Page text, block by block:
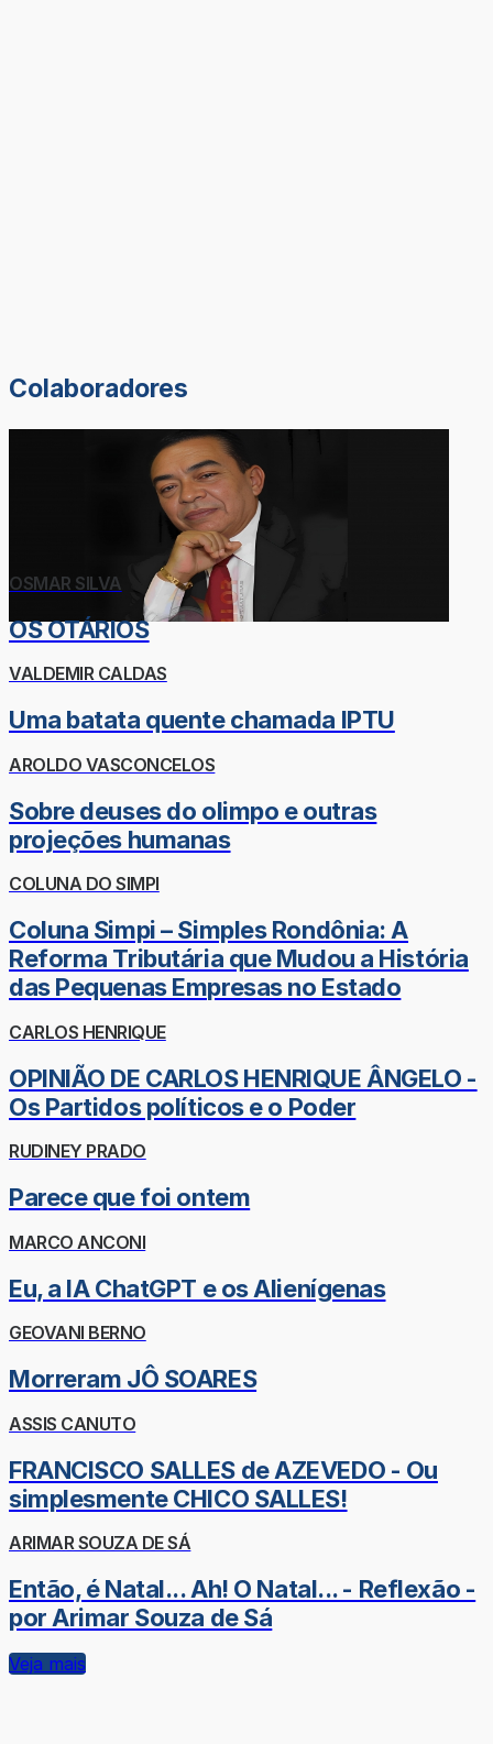
Colaboradores
OSMAR SILVA
OS OTÁRIOS
VALDEMIR CALDAS
Uma batata quente chamada IPTU
AROLDO VASCONCELOS
Sobre deuses do olimpo e outras
projeções humanas
COLUNA DO SIMPI
Coluna Simpi – Simples Rondônia: A
Reforma Tributária que Mudou a História
das Pequenas Empresas no Estado
CARLOS HENRIQUE
OPINIÃO DE CARLOS HENRIQUE ÂNGELO -
Os Partidos políticos e o Poder
RUDINEY PRADO
Parece que foi ontem
MARCO ANCONI
Eu, a IA ChatGPT e os Alienígenas
GEOVANI BERNO
Morreram JÔ SOARES
ASSIS CANUTO
FRANCISCO SALLES de AZEVEDO - Ou
simplesmente CHICO SALLES!
ARIMAR SOUZA DE SÁ
Então, é Natal... Ah! O Natal... - Reflexão -
por Arimar Souza de Sá
Veja mais